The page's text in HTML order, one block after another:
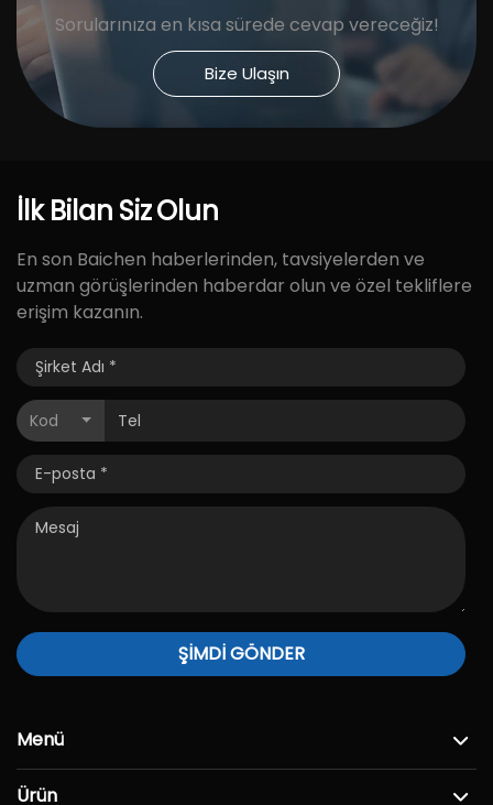
Sorularınıza en kısa sürede cevap vereceğiz!
Bize Ulaşın
İlk Bilan SizOlun
En son Baichen haberlerinden, tavsiyelerden ve
uzman görüşlerinden haberdar olun ve özel tekliflere
erişim kazanın.
Kod
ŞİMDİ GÖNDER
Menü
Ürün